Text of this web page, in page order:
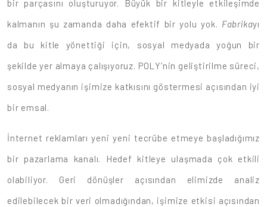
bir parçasını oluşturuyor. Büyük bir kitleyle etkileşimde
kalmanın şu zamanda daha efektif bir yolu yok. Fabrikayı
da bu kitle yönettiği için, sosyal medyada yoğun bir
şekilde yer almaya çalışıyoruz. POLY’nin geliştirilme süreci,
sosyal medyanın işimize katkısını göstermesi açısından iyi
bir emsal.
İnternet reklamları yeni yeni tecrübe etmeye başladığımız
bir pazarlama kanalı. Hedef kitleye ulaşmada çok etkili
olabiliyor. Geri dönüşler açısından elimizde analiz
edilebilecek bir veri olmadığından, işimize etkisi açısından